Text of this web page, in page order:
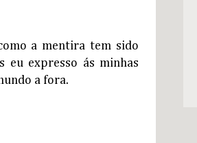
a mentira tem sido
eu expresso ás minhas
a fora.